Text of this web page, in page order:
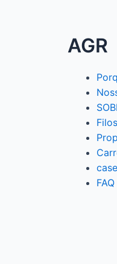
AGR
FAQ